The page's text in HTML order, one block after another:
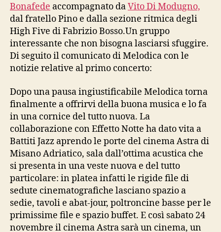
Bonafede accompagnato daVito Di Modugno,
dal fratello Pino e dalla sezione ritmica degli
High Five di Fabrizio Bosso.Un gruppo
interessante che non bisogna lasciarsi sfuggire.
Di seguito il comunicato di Melodica con le
notizie relative al primo concerto:
Dopo una pausa ingiustificabile Melodica torna
finalmente a offrirvi della buona musica e lo fa
in una cornice del tutto nuova. La
collaborazione con Effetto Notte ha dato vita a
Battiti Jazz aprendo le porte del cinema Astra di
Misano Adriatico, sala dall’ottima acustica che
si presenta in una veste nuova e del tutto
particolare: in platea infatti le rigide file di
sedute cinematografiche lasciano spazio a
sedie, tavoli e abat-jour, poltroncine basse per le
primissime file e spazio buffet. E così sabato 24
novembre il cinema Astra sarà un cinema, un